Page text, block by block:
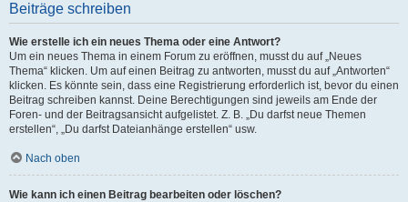
Beiträge schreiben
Wie erstelle ich ein neues Thema oder eine Antwort?
Um ein neues Thema in einem Forum zu eröffnen, musst du auf „Neues
Thema“ klicken. Um auf einen Beitrag zu antworten, musst du auf „Antworten“
klicken. Es könnte sein, dass eine Registrierung erforderlich ist, bevor du einen
Beitrag schreiben kannst. Deine Berechtigungen sind jeweils am Ende der
Foren- und der Beitragsansicht aufgelistet. Z. B. „Du darfst neue Themen
erstellen“, „Du darfst Dateianhänge erstellen“ usw.
Nach oben
Wie kann ich einen Beitrag bearbeiten oder löschen?